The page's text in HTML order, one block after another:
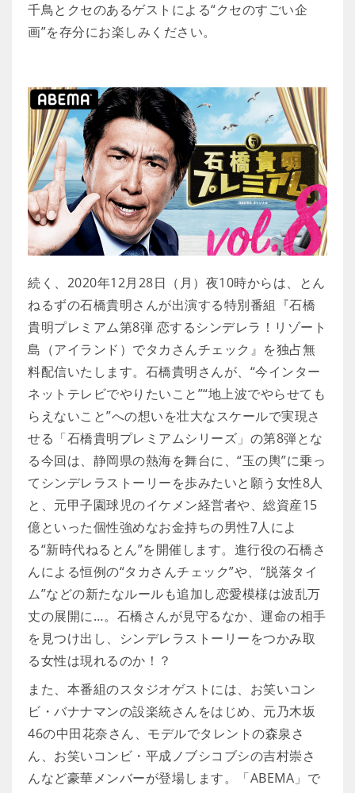
千鳥とクセのあるゲストによる“クセのすごい企
画”を存分にお楽しみください。
続く、2020年12月28日（月）夜10時からは、とん
ねるずの石橋貴明さんが出演する特別番組『石橋
貴明プレミアム第8弾 恋するシンデレラ！リゾート
島（アイランド）でタカさんチェック』を独占無
料配信いたします。石橋貴明さんが、“今インター
ネットテレビでやりたいこと”“地上波でやらせても
らえないこと”への想いを壮大なスケールで実現さ
せる「石橋貴明プレミアムシリーズ」の第8弾とな
る今回は、静岡県の熱海を舞台に、“玉の輿”に乗っ
てシンデレラストーリーを歩みたいと願う女性8人
と、元甲子園球児のイケメン経営者や、総資産15
億といった個性強めなお金持ちの男性7人によ
る“新時代ねるとん”を開催します。進行役の石橋さ
んによる恒例の“タカさんチェック”や、“脱落タイ
ム”などの新たなルールも追加し恋愛模様は波乱万
丈の展開に…。石橋さんが見守るなか、運命の相手
を見つけ出し、シンデレラストーリーをつかみ取
る女性は現れるのか！？
また、本番組のスタジオゲストには、お笑いコン
ビ・バナナマンの設楽統さんをはじめ、元乃木坂
46の中田花奈さん、モデルでタレントの森泉さ
ん、お笑いコンビ・平成ノブシコブシの吉村崇さ
んなど豪華メンバーが登場します。「ABEMA」で